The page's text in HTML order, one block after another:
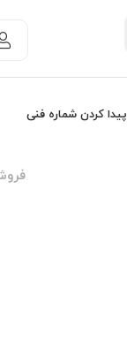
پیدا کردن شماره فنی